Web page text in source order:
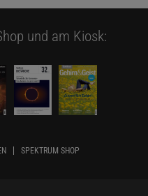
und am Kiosk:
SPEKTRUM SHOP